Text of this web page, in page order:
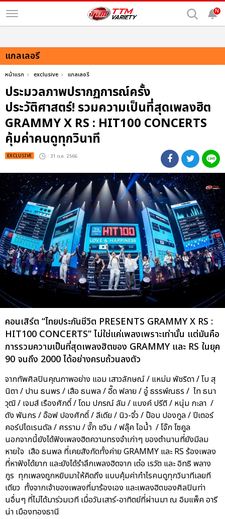
N
แกลเลอรี
หน้าแรก exclusive แกลเลอรี
ประมวลภาพปรากฏการณ์ครั้ง
ประวัติศาสตร์! รวมความเป็นที่สุดเพลงฮิต
GRAMMY X RS : HIT100 CONCERTS
คุ้มค่าคนดูทุกวินาที
EXCLUSIVE : 31 ต.ค. 2566
คอนเสิร์ต “ไทยประกันชีวิต PRESENTS GRAMMY X RS :
HIT100 CONCERTS” ไม่ใช่แค่เพลงเพราะเท่านั้น แต่มันคือ
การรวมความเป็นที่สุดเพลงฮิตของ GRAMMY และ RS ในยุค
90 จนถึง 2000 ได้อย่างครบถ้วนลงตัว
จากทัพศิลปินคุณภาพอย่าง แอม เสาวลักษณ์ / แหม่ม พัชริดา / โบ สุ
นิตา / ปาน ธนพร / เสือ ธนพล / อี๊ด ฟลาย / อู๋ ธรรพ์ณธร / ไท ธนา
วุฒิ / เจมส์ เรืองศักดิ์ / โดม ปกรณ์ ลัม / แบงค์ ปรีติ / หนุ่ม กะลา /
ดัง พันกร / อ๊อฟ ปองศักดิ์ / ลีเดีย / นิว-จิ๋ว / ป๊อบ ปองกูล / ปีเตอร์
คอร์ปไดเรนดัล / ศรราม / จั๊ก ชวิน / ฟลุ๊ค ไอน้ำ / โจ๊ก โซคูล
นอกจากนี้ยังได้ฟังเพลงฮิตความทรงจำเก่าๆ ของตำนานที่ยังมีลม
หายใจ เสือ ธนพล ที่เคยสังกัดทั้งค่าย GRAMMY และ RS ร้องเพลง
ที่หาฟังได้ยาก และยังได้รำลึกเพลงฮิตจาก เต๋อ เรวัต และ อิทธิ พลาง
กูร ทุกเพลงถูกหยิบมาให้คิดถึง แบบคุ้มค่ากำไรคนดูทุกวินาทีเลยที
เดียว ทั้งจากเจ้าของเพลงที่มาร้องเอง และเพลงฮิตของศิลปินท่า
นอื่นๆ ที่ไม่ได้มาร่วมเวที เมื่อวันเสาร์-อาทิตย์ที่ผ่านมา ณ อิมแพ็ค อารี
น่า เมืองทองธานี